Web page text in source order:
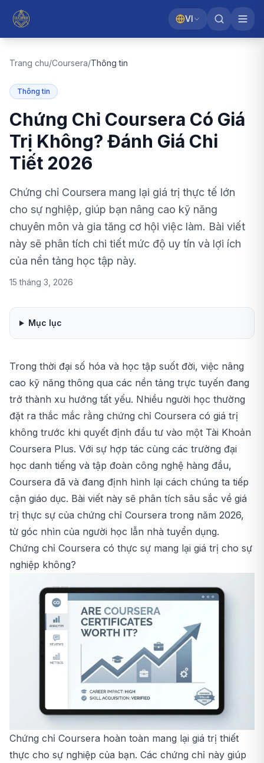
VI
Trang chu/Coursera/Thông tin
Thông tin
Chứng Chỉ Coursera Có Giá
Trị Không? Đánh Giá Chi
Tiết 2026
Chứng chỉ Coursera mang lại giá trị thực tế lớn
cho sự nghiệp, giúp bạn nâng cao kỹ năng
chuyên môn và gia tăng cơ hội việc làm. Bài viết
này sẽ phân tích chi tiết mức độ uy tín và lợi ích
của nền tảng học tập này.
15 tháng 3, 2026
Mục lục
Trong thời đại số hóa và học tập suốt đời, việc nâng
cao kỹ năng thông qua các nền tảng trực tuyến đang
trở thành xu hướng tất yếu. Nhiều người học thường
đặt ra thắc mắc rằng chứng chỉ Coursera có giá trị
không trước khi quyết định đầu tư vào một Tài Khoản
Coursera Plus. Với sự hợp tác cùng các trường đại
học danh tiếng và tập đoàn công nghệ hàng đầu,
Coursera đã và đang định hình lại cách chúng ta tiếp
cận giáo dục. Bài viết này sẽ phân tích sâu sắc về giá
trị thực sự của chứng chỉ Coursera trong năm 2026,
từ góc nhìn của người học lẫn nhà tuyển dụng.
Chứng chỉ Coursera có thực sự mang lại giá trị cho sự
nghiệp không?
Chứng chỉ Coursera hoàn toàn mang lại giá trị thiết
thực cho sự nghiệp của bạn. Các chứng chỉ này giúp